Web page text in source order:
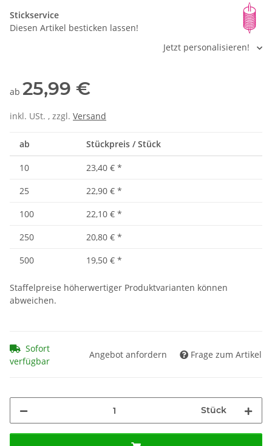
Stickservice
Diesen Artikel besticken lassen!
Jetzt personalisieren!
ab 25,99 €
inkl. USt. , zzgl. Versand
ab Stückpreis / Stück
10 23,40 € *
25
22,90 € *
100
22,10 € *
250
20,80 € *
500
19,50 € *
Staffelpreise höherwertiger Produktvarianten können
abweichen.
Sofort
verfügbar
Angebot anfordern Frage zum Artikel
Stück